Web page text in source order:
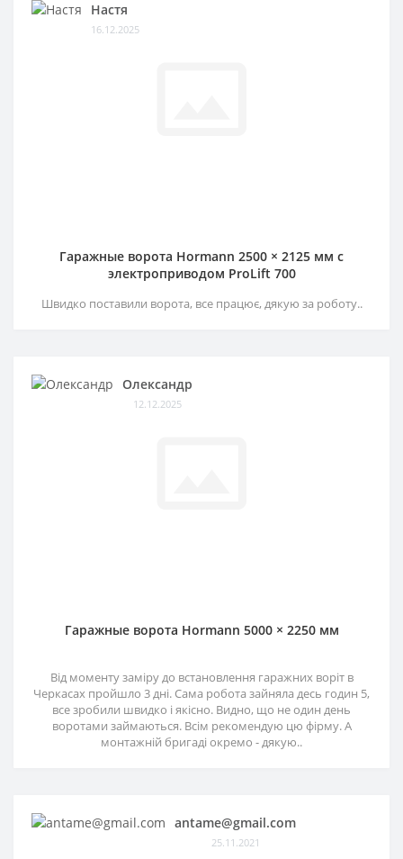
Настя
16.12.2025
Гаражные ворота Hormann 2500 × 2125 мм c
электроприводом ProLift 700
Швидко поставили ворота, все працює, дякую за роботу..
Олександр
12.12.2025
Гаражные ворота Hormann 5000 × 2250 мм
Від моменту заміру до встановлення гаражних воріт в
Черкасах пройшло 3 дні. Сама робота зайняла десь годин 5,
все зробили швидко і якісно. Видно, що не один день
воротами займаються. Всім рекомендую цю фірму. А
монтажній бригаді окремо - дякую..
antame@gmail.com
25.11.2021